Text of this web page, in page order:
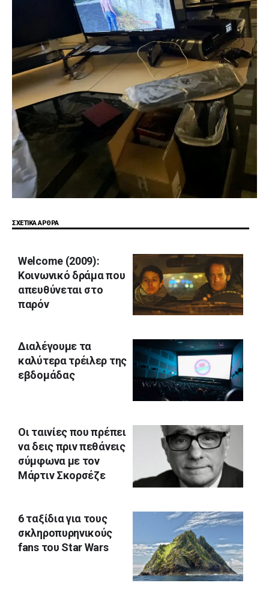
ΣΧΕΤΙΚΑ ΑΡΘΡΑ
Welcome (2009):
Κοινωνικό δράμα που
απευθύνεται στο
παρόν
Διαλέγουμε τα
καλύτερα τρέιλερ της
εβδομάδας
Οι ταινίες που πρέπει
να δεις πριν πεθάνεις
σύμφωνα με τον
Μάρτιν Σκορσέζε
6 ταξίδια για τους
σκληροπυρηνικούς
fans του Star Wars